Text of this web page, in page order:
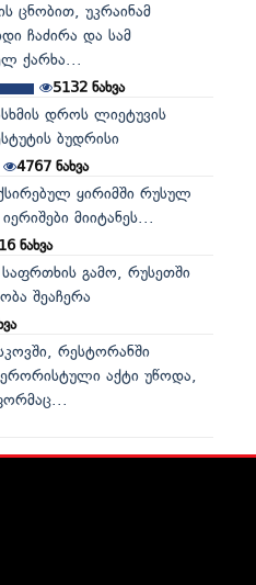
ცნობით, უკრაინამ
ჩაძირა და სამ
ქარხა...
5132 ნახვა
დროს ლიეტუვის
ბუდრისი
4767ნახვა
ყირიმში რუსულ
მიიტანეს...
ნახვა
გამო, რუსეთში
შეაჩერა
რესტორანში
აქტი უწოდა,